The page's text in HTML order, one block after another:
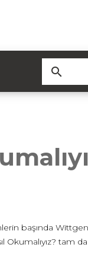
search
başında
Okumalıyız? tam